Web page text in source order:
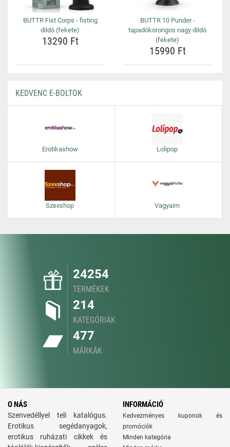
BUTTR Fist Corps - fisting
dildó (fekete)
13290 Ft
BUTTR 10 Punder -
tapadókorongos nagy dildó
(fekete)
15990 Ft
KEDVENC E-BOLTOK
Erotikashow Lolipop
Szexshop Vagyaim
24254
TERMÉKEK
214
KATEGÓRIÁK
477
MÁRKÁK
O NÁS
Szenvedéllyel teli katalógus.
Erotikus segédanyagok,
erotikus ruházati cikkek és
INFORMÁCIÓ
Kedvezményes kuponok és
promóciók
Minden kategória